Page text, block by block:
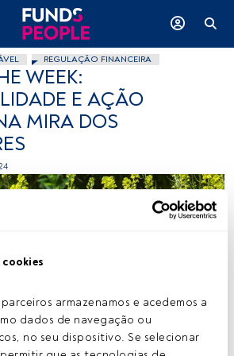
parceiros armazenamos e acedemos a
dados de navegação ou
no seu dispositivo. Se selecionar
REGULAÇÃO FINANCEIRA
WEEK:
E AÇÃO
MIRA DOS